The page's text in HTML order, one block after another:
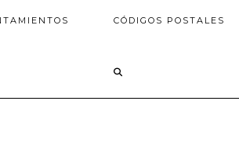
CÓDIGOS POSTALES